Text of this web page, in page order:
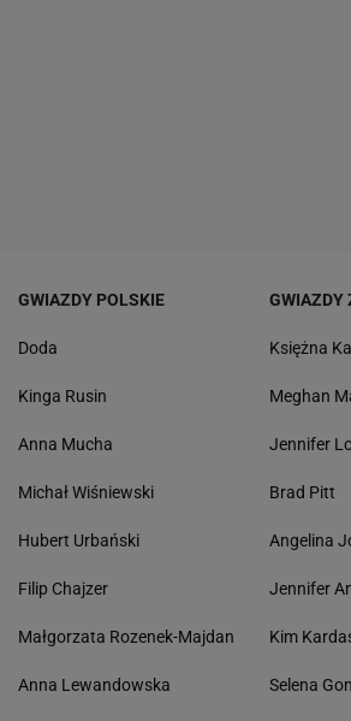
GWIAZDY POLSKIE
Doda
Kinga Rusin
Anna Mucha
Michał Wiśniewski
Hubert Urbański
Filip Chajzer
Małgorzata Rozenek-Majdan
Anna Lewandowska
GWIAZDY
Księżna
Meghan
Jennifer
Brad Pitt
Angelina
Jennifer
Kim
Selena